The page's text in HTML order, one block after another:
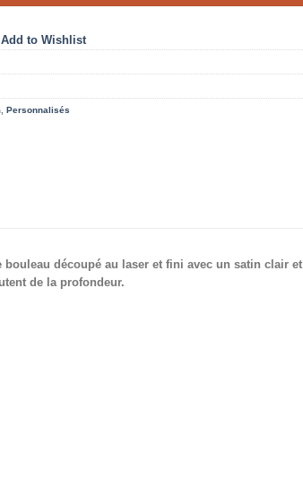
Add to Wishlist
, Personnalisés
découpé au laser et fini avec un satin clair et
de la profondeur.